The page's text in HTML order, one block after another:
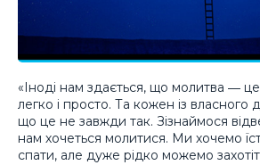
«Іноді нам здається, що молитва ―
легко і просто. Та кожен із власного
що це не завжди так. Зізнаймося
нам хочеться молитися. Ми хочемо
спати, але дуже рідко можемо